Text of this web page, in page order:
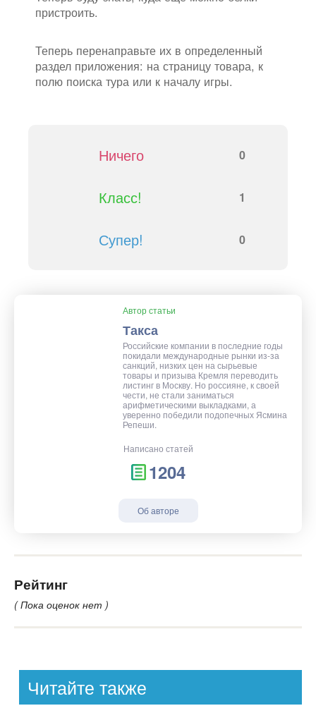
пристроить.
Теперь перенаправьте их в определенный
раздел приложения: на страницу товара, к
полю поиска тура или к началу игры.
Ничего 0
Класс! 1
Супер! 0
Автор статьи
Такса
Российские компании в последние годы
покидали международные рынки из-за
санкций, низких цен на сырьевые
товары и призыва Кремля переводить
листинг в Москву. Но россияне, к своей
чести, не стали заниматься
арифметическими выкладками, а
уверенно победили подопечных Ясмина
Репеши.
Написано статей
1204
Об авторе
Рейтинг
( Пока оценок нет )
Читайте также